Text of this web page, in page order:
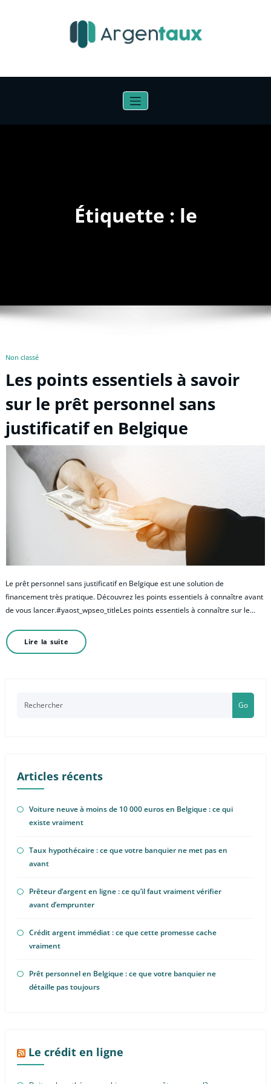
Étiquette : le
Non classé
Les points essentiels à savoir
sur le prêt personnel sans
justificatif en Belgique
Le prêt personnel sans justificatif en Belgique est une solution de
financement très pratique. Découvrez les points essentiels à connaître avant
de vous lancer.#yaost_wpseo_titleLes points essentiels à connaître sur le…
Lire la suite
Go
Articles récents
Voiture neuve à moins de 10 000 euros en Belgique : ce qui
existe vraiment
Taux hypothécaire : ce que votre banquier ne met pas en
avant
Prêteur d’argent en ligne : ce qu’il faut vraiment vérifier
avant d’emprunter
Crédit argent immédiat : ce que cette promesse cache
vraiment
Prêt personnel en Belgique : ce que votre banquier ne
détaille pas toujours
Le crédit en ligne